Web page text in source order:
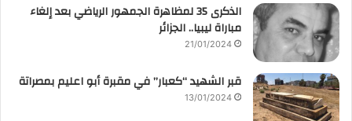
الذكرى 35 لمظاهرة الجمهور الرياضي بعد إلغاء
مباراة ليبيا.. الجزائر
21/01/2024
قبر الشهيد “كعبار” في مقبرة أبو اعليم بمصراتة
13/01/2024